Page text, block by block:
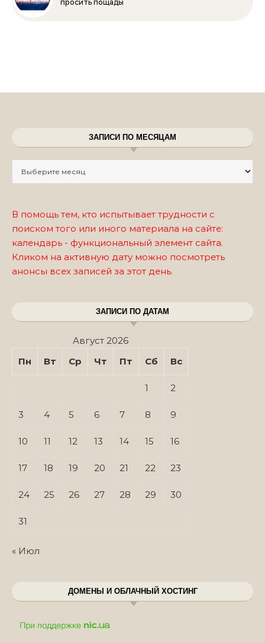
просить пощады
ЗАПИСИ ПО МЕСЯЦАМ
В помощь тем, кто испытывает трудности с
поиском того или иного материала на сайте:
календарь - функциональный элемент сайта.
Кликом на активную дату можно посмотреть
анонсы всех записей за этот день.
ЗАПИСИ ПО ДАТАМ
Август 2026
Пн
Вт Ср Чт Пт Сб Вс
1 2
3 4 5 6 7 8 9
10 11 12 13 14 15 16
17 18 19 20 21 22 23
24 25 26 27 28 29 30
31
« Июл
ДОМЕНЫ И ОБЛАЧНЫЙ ХОСТИНГ